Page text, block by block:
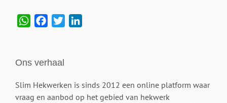
WhatsAppFacebook
Twitter
Ons verhaal
Slim Hekwerken is sinds 2012 een online platform waar
vraag en aanbod op het gebied van hekwerk